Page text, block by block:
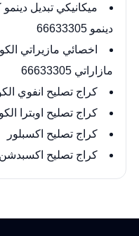
ميكانيكي تبديل
دينمو 66633305
اخصائي مازيراتي
مازاراتي 66633305
كراج تصليح انفوي الكويت 66633305
كراج تصليح اوبترا
كراج تصليح اكسبلور
كراج تصليح اكسبدشن